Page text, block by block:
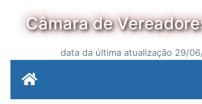
Câmara de
data da última atualização 29/